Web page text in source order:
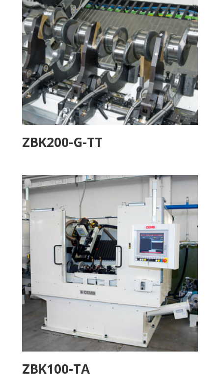
ZBK200-G-TT
ZBK100-TA